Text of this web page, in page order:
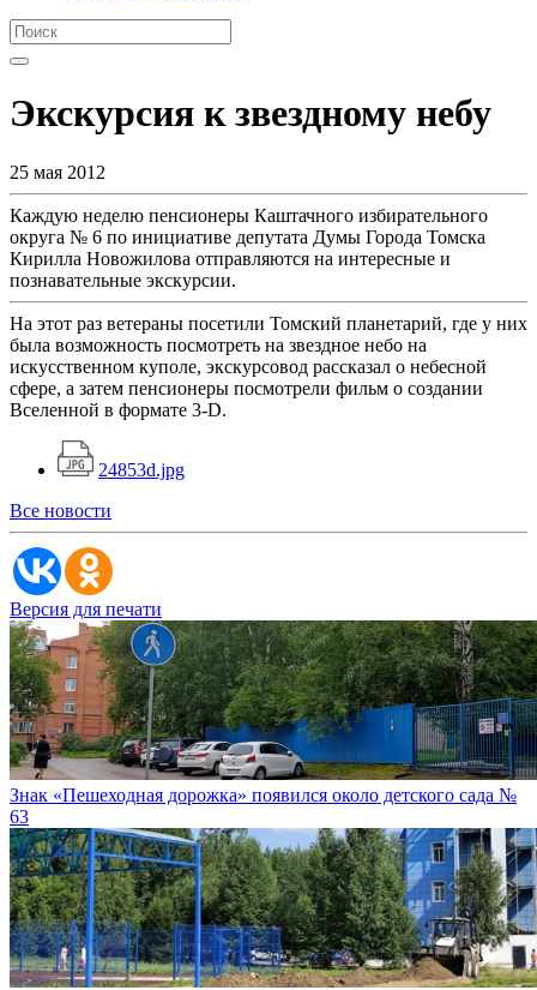
Экскурсия к звездному небу
25 мая 2012
Каждую неделю пенсионеры Каштачного избирательного
округа № 6 по инициативе депутата Думы Города Томска
Кирилла Новожилова отправляются на интересные и
познавательные экскурсии.
На этот раз ветераны посетили Томский планетарий, где у них
была возможность посмотреть на звездное небо на
искусственном куполе, экскурсовод рассказал о небесной
сфере, а затем пенсионеры посмотрели фильм о создании
Вселенной в формате 3-D.
24853d.jpg
Все новости
Версия для печати
Знак «Пешеходная дорожка» появился около детского сада №
63